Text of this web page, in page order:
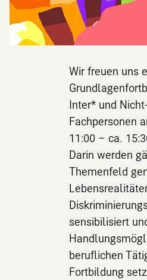
Wir freuen uns
Inter* und
Fachpersonen
11:00 – ca.
Darin werden
Themenfeld
sensibilisiert
beruflichen
Fortbildung